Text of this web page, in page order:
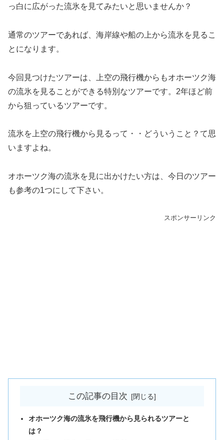
っ白に広がった流氷を見てみたいと思いませんか？
通常のツアーであれば、海岸線や船の上から流氷を見るこ
とになります。
今回見つけたツアーは、上空の飛行機からもオホーツク海
の流氷を見ることができる特別なツアーです。2年ほど前
から狙っているツアーです。
流氷を上空の飛行機から見るって・・どういうこと？て思
いますよね。
オホーツク海の流氷を見に出かけたい方は、今日のツアー
も参考の1つにして下さい。
スポンサーリンク
この記事の目次
オホーツク海の流氷を飛行機から見られるツアーと
は？